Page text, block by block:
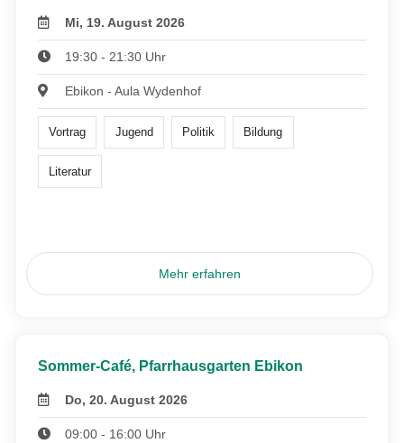
Mi, 19. August 2026
19:30 - 21:30 Uhr
Ebikon - Aula Wydenhof
Vortrag Jugend Politik Bildung
Literatur
Mehr erfahren
Sommer-Café, Pfarrhausgarten Ebikon
Do, 20. August 2026
09:00 - 16:00 Uhr